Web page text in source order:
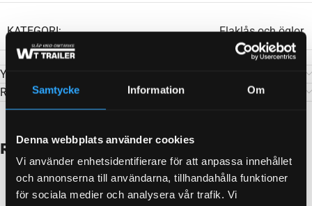
Samtycke Information Om
Denna webbplats använder cookies
Vi använder enhetsidentifierare för att anpassa innehållet
och annonserna till användarna, tillhandahålla funktioner
för sociala medier och analysera vår trafik. Vi
KATEGORI: Flaklås och öglor
Ytterligare information
Recensioner (0)
Relaterade produkter